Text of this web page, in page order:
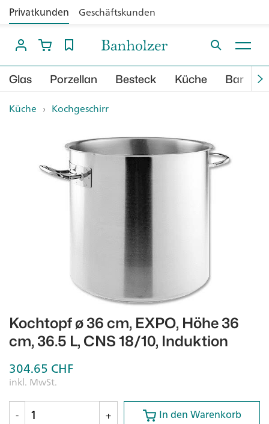
Privatkunden Geschäftskunden
Glas Porzellan Besteck Küche Bar
Küche › Kochgeschirr
Kochtopf ø 36 cm, EXPO, Höhe 36
cm, 36.5 L, CNS 18/10, Induktion
304.65 CHF
inkl. MwSt.
-
+ In den Warenkorb
In den Warenkorb